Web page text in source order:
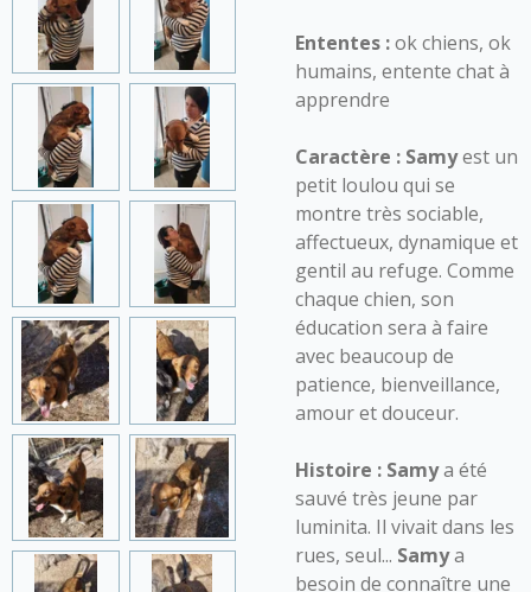
Ententes :ok chiens, ok
humains, entente chat à
apprendre
Caractère : Samyest un
petit loulou qui se
montre très sociable,
affectueux, dynamique et
gentil au refuge. Comme
chaque chien, son
éducation sera à faire
avec beaucoup de
patience, bienveillance,
amour et douceur.
Histoire : Samya été
sauvé très jeune par
luminita. Il vivait dans les
rues, seul... Samya
besoin de connaître une